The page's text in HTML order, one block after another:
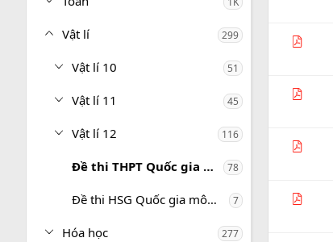
Vật lí 299
Vật lí 10 51
Vật lí 11 45
Vật lí 12 116
Đề thi THPT Quốc gia môn Vật lí 78
Đề thi HSG Quốc gia môn Vật lí 7
Hóa học 277